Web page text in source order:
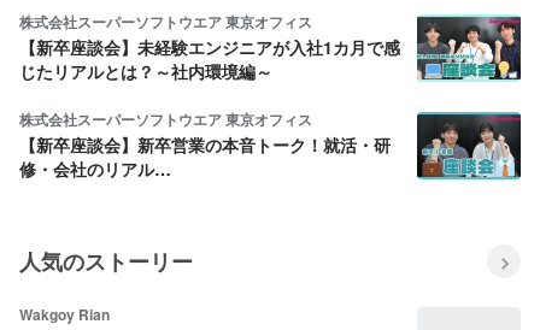
株式会社スーパーソフトウエア 東京オフィス
【新卒座談会】未経験エンジニアが入社1カ月で感
じたリアルとは？～社内環境編～
株式会社スーパーソフトウエア 東京オフィス
【新卒座談会】新卒営業の本音トーク！就活・研
修・会社のリアル…
人気のストーリー
Wakgoy Rian